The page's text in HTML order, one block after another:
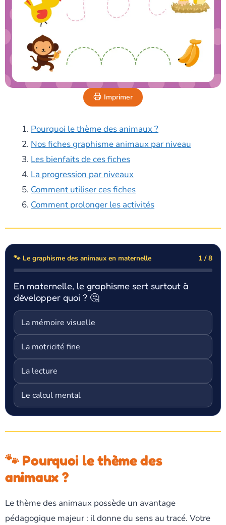
Imprimer
Pourquoi le thème des animaux ?
Nos fiches graphisme animaux par niveau
Les bienfaits de ces fiches
La progression par niveaux
Comment utiliser ces fiches
Comment prolonger les activités
🐾 Le graphisme des animaux en maternelle 1 / 8
En maternelle, le graphisme sert surtout à
développer quoi ? 🤔
La mémoire visuelle
La motricité fine
La lecture
Le calcul mental
🐾 Pourquoi le thème des
animaux ?
Le thème des animaux possède un avantage
pédagogique majeur : il donne du sens au tracé. Votre